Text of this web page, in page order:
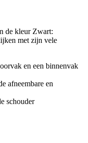
de kleur Zwart:
met zijn vele
en een binnenvak
afneembare en
schouder